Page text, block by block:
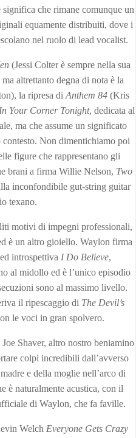
che rimane comunque un
equamente distribuiti, dove i
nel ruolo di lead vocalist.
(Jessi Colter è sempre nella sua
altrettanto degna di nota è la
la ripresa di Anthem 84(Kris
Your Corner Tonight, dedicata al
ma che assume un significato
Non dimentichiamo poi
figure che rappresentano gli
brani a firma Willie Nelson, Two
inconfondibile gut-string guitar
texano.
motivi di impegni professionali,
è un altro gioiello. Waylon firma
introspettiva I Do Believe,
al midollo ed è l’unico episodio
sono al massimo livello.
il ripescaggio di The Devil’s
le voci in gran spolvero.
Shaver, altro nostro beniamino
colpi incredibili dall’avverso
e della moglie nell’arco di
è naturalmente acustica, con il
di Waylon, che fa faville.
Welch Everyone Gets Crazy